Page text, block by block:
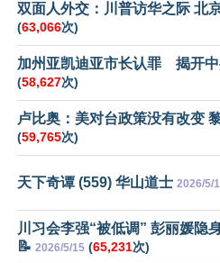
双面人外交：川普访华之际 北
(63,066次)
加州亚凯迪亚市长认罪 揭开
(58,627次)
卢比奥：美对台政策没有改变
(59,765次)
天下奇谭 (559) 华山道士 2026/5/
川习会李强“被低调” 彭丽媛隐
📝 2026/5/15 (65,231次)